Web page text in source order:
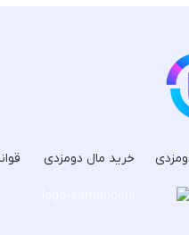
خرید مال دومزدی